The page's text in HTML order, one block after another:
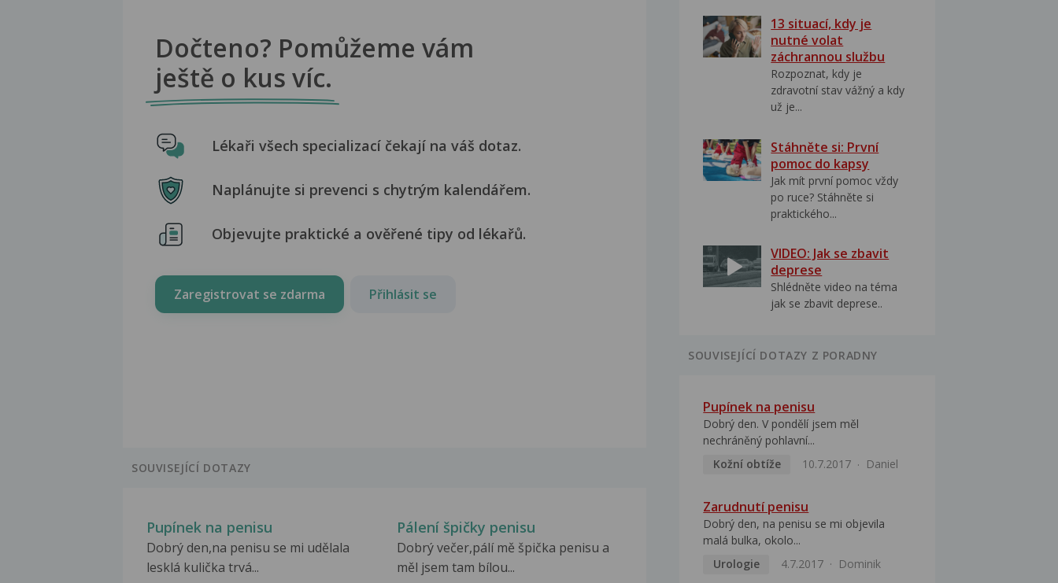
Dočteno? Pomůžeme vám
ještě o kus víc.
Lékaři všech specializací čekají na váš dotaz.
Naplánujte si prevenci s chytrým kalendářem.
Objevujte praktické a ověřené tipy od lékařů.
Zaregistrovat se zdarma Přihlásit se
SOUVISEJÍCÍ DOTAZY
Pupínek na penisu
Dobrý den,na penisu se mi udělala
lesklá kulička trvá...
Pálení špičky penisu
Dobrý večer,pálí mě špička penisu a
měl jsem tam bílou...
13 situací, kdy je
nutné volat
záchrannou službu
Rozpoznat, kdy je
zdravotní stav vážný a kdy
už je...
Stáhněte si: První
pomoc do kapsy
Jak mít první pomoc vždy
po ruce? Stáhněte si
praktického...
VIDEO: Jak se zbavit
deprese
Shlédněte video na téma
jak se zbavit deprese..
SOUVISEJÍCÍ DOTAZY Z PORADNY
Pupínek na penisu
Dobrý den. V pondělí jsem měl
nechráněný pohlavní...
Kožní obtíže
10.7.2017 Daniel
Zarudnutí penisu
Dobrý den, na penisu se mi objevila
malá bulka, okolo...
Urologie
4.7.2017 Dominik